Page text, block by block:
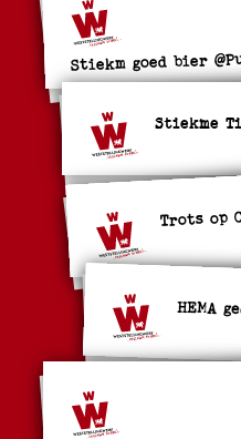
Stiekm goed bier
Stiekme
Trots op
HEMA